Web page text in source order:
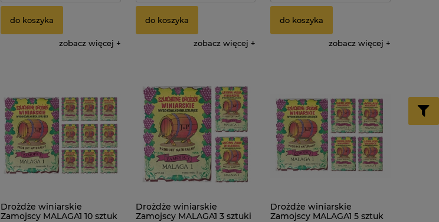
do koszyka
zobacz więcej
do koszyka
zobacz więcej
do koszyka
zobacz więcej
Drożdże winiarskie
Zamojscy MALAGA1 10 sztuk
Drożdże winiarskie
Zamojscy MALAGA1 3 sztuki
Drożdże winiarskie
Zamojscy MALAGA1 5 sztuk